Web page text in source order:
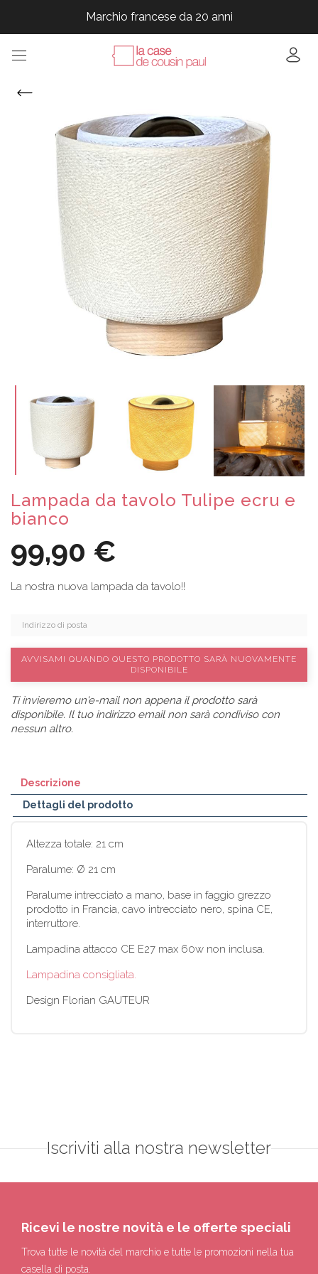
Marchio francese da 20 anni
Marchio francese da 20 anni
Marchio francese da 20 anni
Lampada da tavolo Tulipe ecru e
bianco
99,90 €
La nostra nuova lampada da tavolo!!
AVVISAMI QUANDO QUESTO PRODOTTO SARÀ NUOVAMENTE
DISPONIBILE
Ti invieremo un'e-mail non appena il prodotto sarà
disponibile. Il tuo indirizzo email non sarà condiviso con
nessun altro.
Descrizione
Dettagli del prodotto
Altezza totale: 21 cm
Paralume: Ø 21 cm
Paralume intrecciato a mano, base in faggio grezzo
prodotto in Francia, cavo intrecciato nero, spina CE,
interruttore.
Lampadina attacco CE E27 max 60w non inclusa.
Lampadina consigliata.
Design Florian GAUTEUR
Iscriviti alla nostra newsletter
Ricevi le nostre novità e le offerte speciali
Trova tutte le novità del marchio e tutte le promozioni nella tua
casella di posta.